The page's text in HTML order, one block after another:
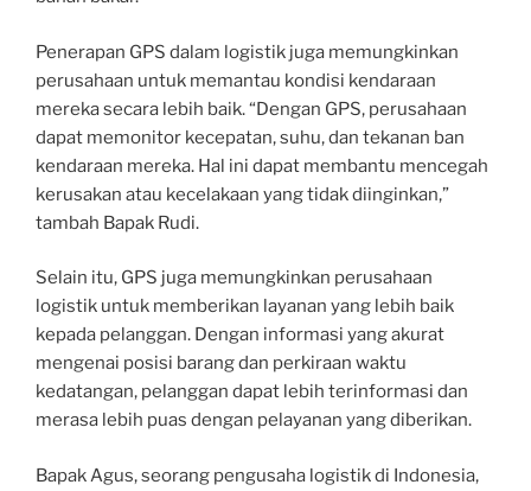
Penerapan GPS dalam logistik juga memungkinkan
perusahaan untuk memantau kondisi kendaraan
mereka secara lebih baik. “Dengan GPS, perusahaan
dapat memonitor kecepatan, suhu, dan tekanan ban
kendaraan mereka. Hal ini dapat membantu mencegah
kerusakan atau kecelakaan yang tidak diinginkan,”
tambah Bapak Rudi.
Selain itu, GPS juga memungkinkan perusahaan
logistik untuk memberikan layanan yang lebih baik
kepada pelanggan. Dengan informasi yang akurat
mengenai posisi barang dan perkiraan waktu
kedatangan, pelanggan dapat lebih terinformasi dan
merasa lebih puas dengan pelayanan yang diberikan.
Bapak Agus, seorang pengusaha logistik di Indonesia,